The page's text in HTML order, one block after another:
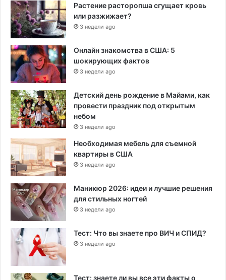
Растение расторопша сгущает кровь
или разжижает?
3 недели ago
Онлайн знакомства в США: 5
шокирующих фактов
3 недели ago
Детский день рождение в Майами, как
провести праздник под открытым
небом
3 недели ago
Необходимая мебель для съемной
квартиры в США
3 недели ago
Маникюр 2026: идеи и лучшие решения
для стильных ногтей
3 недели ago
Тест: Что вы знаете про ВИЧ и СПИД?
3 недели ago
Тест: знаете ли вы все эти факты о